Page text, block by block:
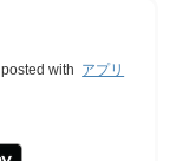
posted with アプリ